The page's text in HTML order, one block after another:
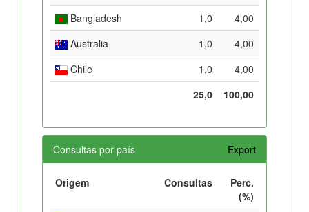
Bangladesh 1,0
4,00
Australia
1,0
4,00
Chile
1,0
4,00
25,0
100,00
Consultas por país Export
Origem Consultas
Perc.
(%)